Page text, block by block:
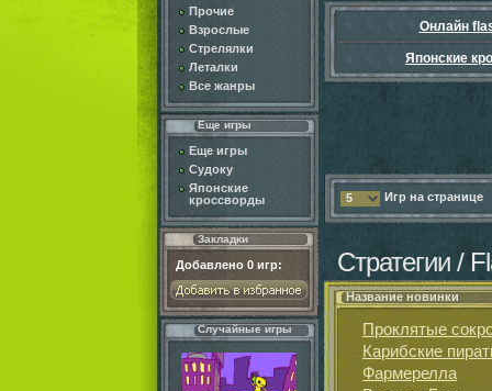
Прочие
Взрослые
Стрелялки
Леталки
Все жанры
Еще игры
Еще игры
Судоку
Японские
кроссворды
Закладки
Добавлено 0 игр:
Случайные игры
Онлайн
Японские
5 Игр на странице
Стратегии /
Название новинки
Проклятые
Карибские
Фармерелла